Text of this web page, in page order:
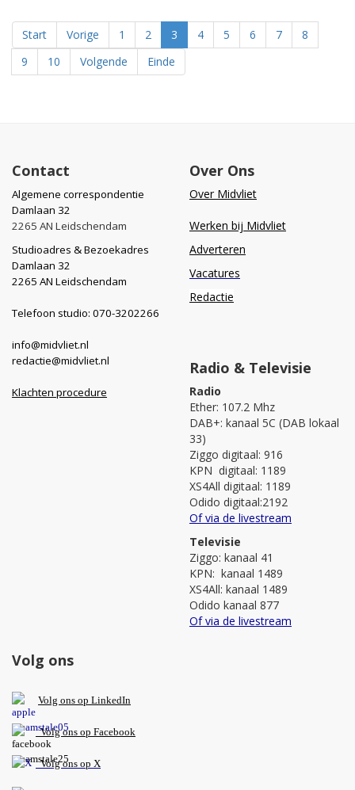
Start Vorige 1 2 3 4 5 6 7
8
9
10 Volgende Einde
Contact
Algemene correspondentie
Damlaan 32
2265 AN Leidschendam
Studioadres & Bezoekadres
Damlaan 32
2265 AN Leidschendam
Telefoon studio: 070-3202266
info@midvliet.nl
redactie@midvliet.nl
Klachten procedure
Over Ons
Over Midvliet
Werken bij Midvliet
Adverteren
Vacatures
Redactie
Radio & Televisie
Radio
Ether: 107.2 Mhz
DAB+: kanaal 5C (DAB lokaal
33)
Ziggo digitaal: 916
KPN digitaal: 1189
XS4All digitaal: 1189
Odido digitaal:2192
Of via de livestream
Televisie
Ziggo: kanaal 41
KPN: kanaal 1489
XS4All: kanaal 1489
Odido kanaal 877
Of via de livestream
Volg ons
Volg ons op LinkedIn
Volg ons op Facebook
Volg ons op X